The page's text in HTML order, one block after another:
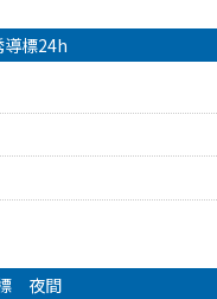
導標24h
夜間